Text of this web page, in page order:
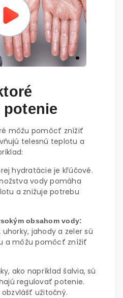
môžu pomôcť znížiť
telesnú teplotu a
hydratácie je kľúčové.
vody pomáha
a znižuje potrebu
obsahom vody:
jahody a zeler sú
a môžu pomôcť znížiť
ako napríklad šalvia, sú
regulovať potenie.
užitočný.